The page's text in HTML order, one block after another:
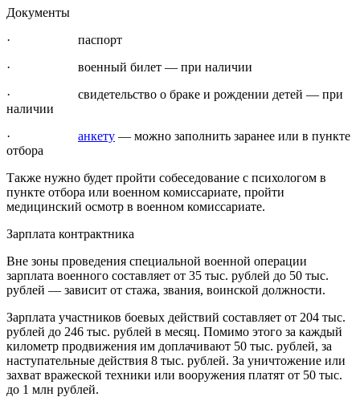
Документы
· паспорт
· военный билет — при наличии
· свидетельство о браке и рождении детей — при
наличии
· анкету — можно заполнить заранее или в пункте
отбора
Также нужно будет пройти собеседование с психологом в
пункте отбора или военном комиссариате, пройти
медицинский осмотр в военном комиссариате.
Зарплата контрактника
Вне зоны проведения специальной военной операции
зарплата военного составляет от 35 тыс. рублей до 50 тыс.
рублей — зависит от стажа, звания, воинской должности.
Зарплата участников боевых действий составляет от 204 тыс.
рублей до 246 тыс. рублей в месяц. Помимо этого за каждый
километр продвижения им доплачивают 50 тыс. рублей, за
наступательные действия 8 тыс. рублей. За уничтожение или
захват вражеской техники или вооружения платят от 50 тыс.
до 1 млн рублей.